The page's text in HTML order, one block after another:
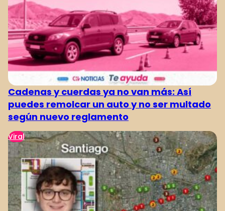
Cadenas y cuerdas ya no van más: Así
puedes remolcar un auto y no ser multado
según nuevo reglamento
Viral